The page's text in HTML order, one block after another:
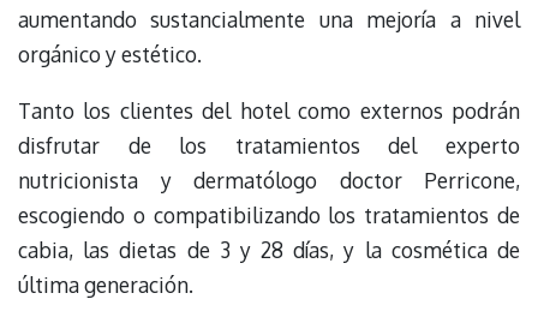
aumentando sustancialmente una mejoría a nivel
orgánico y estético.
Tanto los clientes del hotel como externos podrán
disfrutar de los tratamientos del experto
nutricionista y dermatólogo doctor Perricone,
escogiendo o compatibilizando los tratamientos de
cabia, las dietas de 3 y 28 días, y la cosmética de
última generación.